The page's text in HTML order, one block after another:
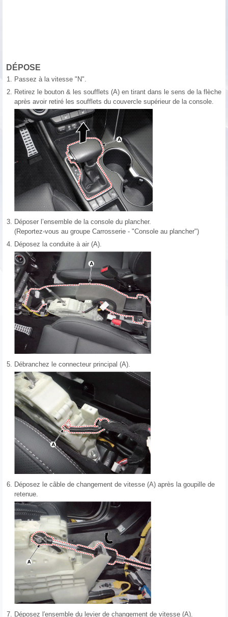
DÉPOSE
1. Passez à la vitesse "N".
2. Retirez le bouton & les soufflets (A) en tirant dans le sens de la flèche
après avoir retiré les soufflets du couvercle supérieur de la console.
3. Déposer l’ensemble de la console du plancher.
(Reportez-vous au groupe Carrosserie - "Console au plancher")
4. Déposez la conduite à air (A).
5. Débranchez le connecteur principal (A).
6. Déposez le câble de changement de vitesse (A) après la goupille de
retenue.
7. Déposez l′ensemble du levier de changement de vitesse (A).